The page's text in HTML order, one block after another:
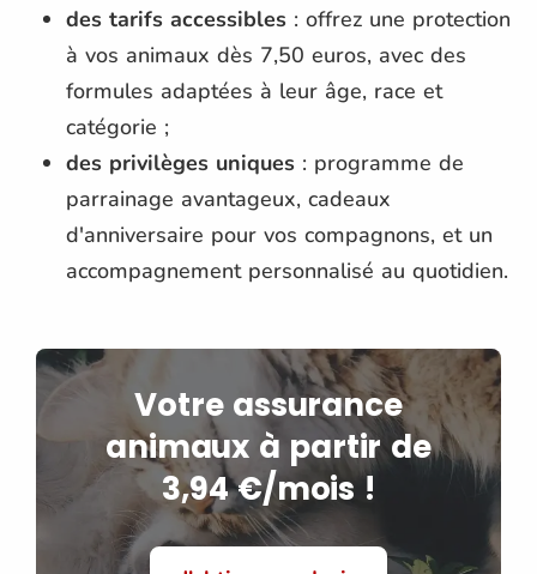
des tarifs accessibles : offrez une protection
à vos animaux dès 7,50 euros, avec des
formules adaptées à leur âge, race et
catégorie ;
des privilèges uniques : programme de
parrainage avantageux, cadeaux
d'anniversaire pour vos compagnons, et un
accompagnement personnalisé au quotidien.
Votre assurance
animaux à partir de
3,94 €/mois !